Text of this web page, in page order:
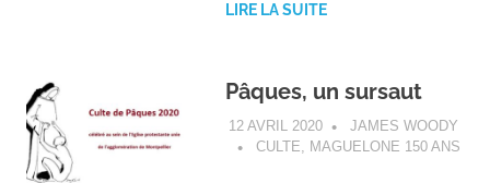
LIRE LA SUITE
Pâques, un sursaut
12 AVRIL 2020
JAMES WOODY
CULTE
MAGUELONE 150 ANS